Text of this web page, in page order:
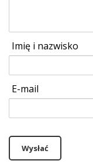
Imię i nazwisko
E-mail
Wysłać